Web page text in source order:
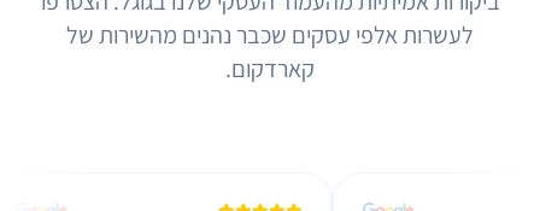
לעשרות אלפי עסקים שכבר נהנים מהשירות של
קארדקום.